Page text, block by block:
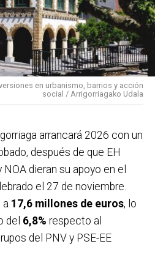
en urbanismo, barrios y acción
social / Arrigorriagako Udala
arrancará 2026 con un
después de que EH
NOA dieran su apoyo en el
el 27 de noviembre.
a 17,6 millones de euros, lo
del 6,8% respecto al
del PNV y PSE-EE